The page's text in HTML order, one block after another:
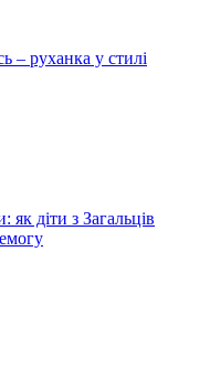
– руханка у стилі
як діти з Загальців